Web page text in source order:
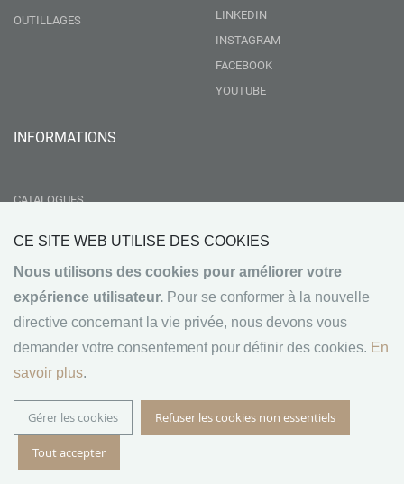
CE SITE WEB UTILISE DES COOKIES
Nous utilisons des cookies pour améliorer votre
expérience utilisateur. Pour se conformer à la nouvelle
directive concernant la vie privée, nous devons vous
demander votre consentement pour définir des cookies. En
savoir plus.
Gérer les cookies Refuser les cookies non essentiels
Tout accepter
OUTILLAGES
LINKEDIN
INSTAGRAM
FACEBOOK
YOUTUBE
INFORMATIONS
CATALOGUES
RSE
GROUPEMENT NEBOPAN
NOS VALEURS
CONDITIONS GÉNÉRALES DE VENTE
MENTIONS LÉGALES
© 2024 RULLIER BOIS - Tous droits réservés. Développé